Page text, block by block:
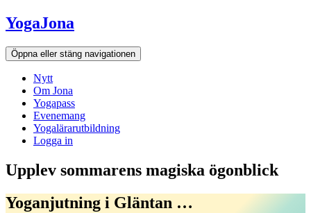
Hoppa
till
innehållet
YogaJona
Öppna eller stäng navigationen
Nytt
Om Jona
Yogapass
Evenemang
Yogalärarutbildning
Logga in
Upplev sommarens magiska ögonblick
Yoganjutning i Gläntan …